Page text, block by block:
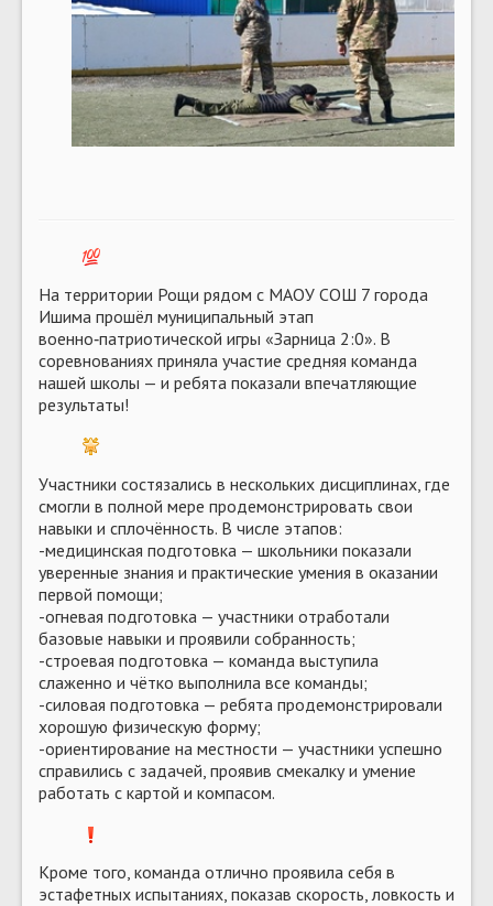
На территории Рощи рядом с МАОУ СОШ 7 города
Ишима прошёл муниципальный этап
военно‑патриотической игры «Зарница 2:0». В
соревнованиях приняла участие средняя команда
нашей школы — и ребята показали впечатляющие
результаты!
Участники состязались в нескольких дисциплинах, где
смогли в полной мере продемонстрировать свои
навыки и сплочённость. В числе этапов:
-медицинская подготовка — школьники показали
уверенные знания и практические умения в оказании
первой помощи;
-огневая подготовка — участники отработали
базовые навыки и проявили собранность;
-строевая подготовка — команда выступила
слаженно и чётко выполнила все команды;
-силовая подготовка — ребята продемонстрировали
хорошую физическую форму;
-ориентирование на местности — участники успешно
справились с задачей, проявив смекалку и умение
работать с картой и компасом.
️Кроме того, команда отлично проявила себя в
эстафетных испытаниях, показав скорость, ловкость и